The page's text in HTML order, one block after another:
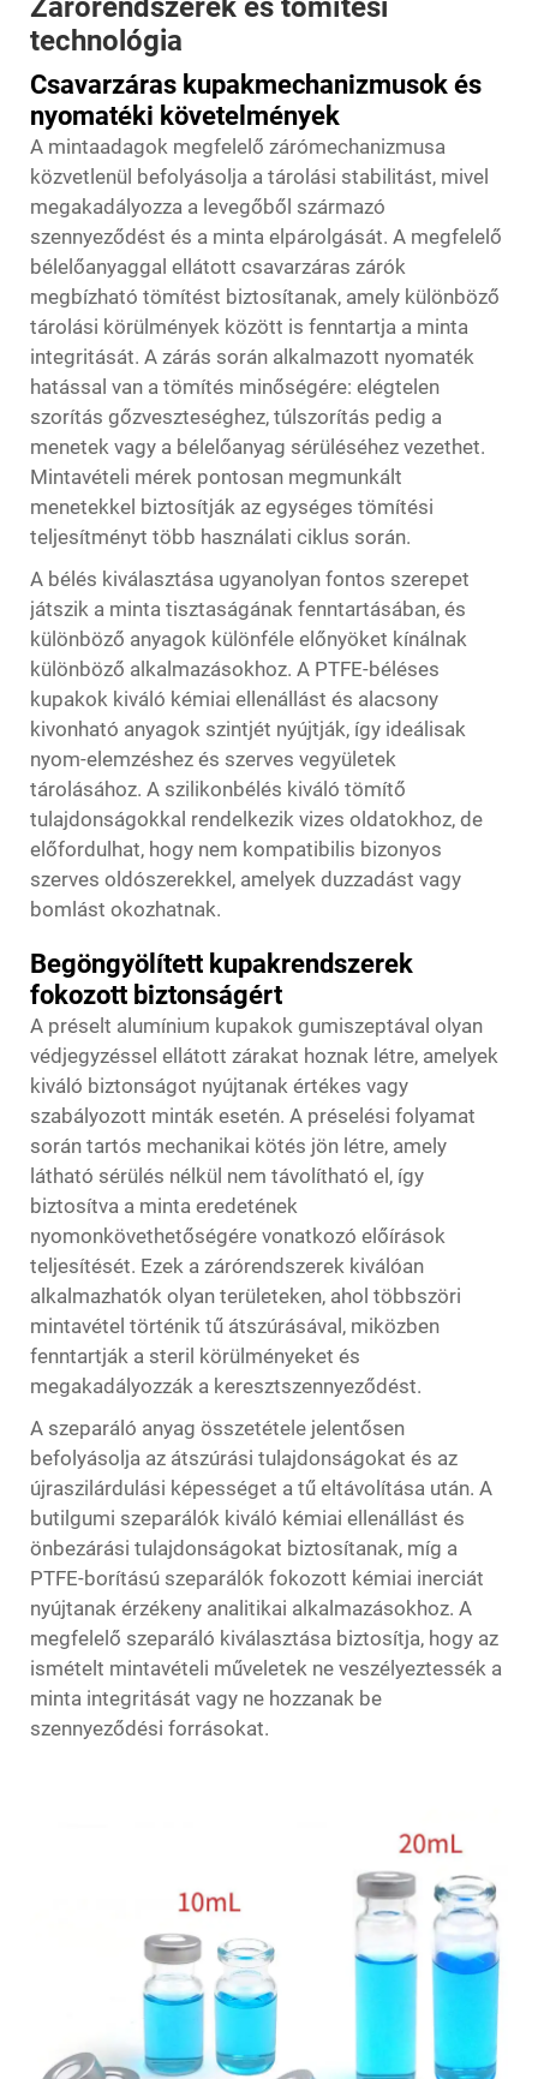
Zárórendszerek és tömítési
technológia
Csavarzáras kupakmechanizmusok és
nyomatéki követelmények
A mintaadagok megfelelő zárómechanizmusa
közvetlenül befolyásolja a tárolási stabilitást, mivel
megakadályozza a levegőből származó
szennyeződést és a minta elpárolgását. A megfelelő
bélelőanyaggal ellátott csavarzáras zárók
megbízható tömítést biztosítanak, amely különböző
tárolási körülmények között is fenntartja a minta
integritását. A zárás során alkalmazott nyomaték
hatással van a tömítés minőségére: elégtelen
szorítás gőzveszteséghez, túlszorítás pedig a
menetek vagy a bélelőanyag sérüléséhez vezethet.
Mintavételi mérek pontosan megmunkált
menetekkel biztosítják az egységes tömítési
teljesítményt több használati ciklus során.
A bélés kiválasztása ugyanolyan fontos szerepet
játszik a minta tisztaságának fenntartásában, és
különböző anyagok különféle előnyöket kínálnak
különböző alkalmazásokhoz. A PTFE-béléses
kupakok kiváló kémiai ellenállást és alacsony
kivonható anyagok szintjét nyújtják, így ideálisak
nyom-elemzéshez és szerves vegyületek
tárolásához. A szilikonbélés kiváló tömítő
tulajdonságokkal rendelkezik vizes oldatokhoz, de
előfordulhat, hogy nem kompatibilis bizonyos
szerves oldószerekkel, amelyek duzzadást vagy
bomlást okozhatnak.
Begöngyölített kupakrendszerek
fokozott biztonságért
A préselt alumínium kupakok gumiszeptával olyan
védjegyzéssel ellátott zárakat hoznak létre, amelyek
kiváló biztonságot nyújtanak értékes vagy
szabályozott minták esetén. A préselési folyamat
során tartós mechanikai kötés jön létre, amely
látható sérülés nélkül nem távolítható el, így
biztosítva a minta eredetének
nyomonkövethetőségére vonatkozó előírások
teljesítését. Ezek a zárórendszerek kiválóan
alkalmazhatók olyan területeken, ahol többszöri
mintavétel történik tű átszúrásával, miközben
fenntartják a steril körülményeket és
megakadályozzák a keresztszennyeződést.
A szeparáló anyag összetétele jelentősen
befolyásolja az átszúrási tulajdonságokat és az
újraszilárdulási képességet a tű eltávolítása után. A
butilgumi szeparálók kiváló kémiai ellenállást és
önbezárási tulajdonságokat biztosítanak, míg a
PTFE-borítású szeparálók fokozott kémiai inerciát
nyújtanak érzékeny analitikai alkalmazásokhoz. A
megfelelő szeparáló kiválasztása biztosítja, hogy az
ismételt mintavételi műveletek ne veszélyeztessék a
minta integritását vagy ne hozzanak be
szennyeződési forrásokat.